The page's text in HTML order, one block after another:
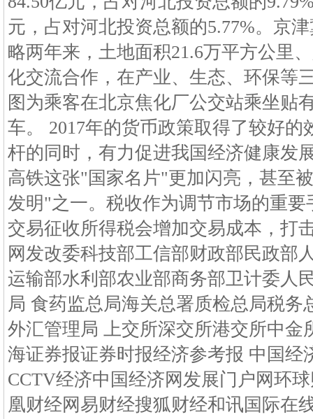
元，占对河北投资总额的5.77%。京
略两年来，土地面积21.6万平方公里
化交流合作，在产业、生态、环保等
图为乘客在北京焦化厂公交站乘坐贴
车。 2017年的货币政策取得了较好
杆的同时，有力促进我国经济健康发
高铁这张"国家名片"更加闪亮，甚至
发明"之一。税收作为调节市场的重
交易征收所得税会增加交易成本，打
网发改委科技部工信部财政部民政部
运输部水利部农业部商务部卫计委人
局 食药监总局海关总署质检总局税务
外汇管理局 上交所深交所港交所中金
海证券报证券时报经济参考报 中国经
CCTV经济中国经济网发展门户网环
凰财经网易财经搜狐财经和讯国际在